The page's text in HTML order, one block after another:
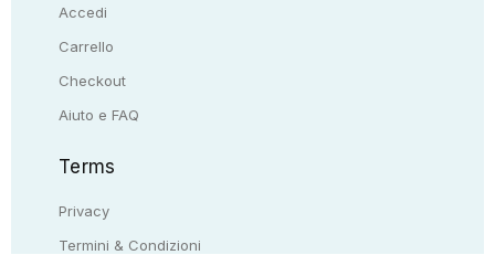
Accedi
Carrello
Checkout
Aiuto e FAQ
Terms
Privacy
Termini & Condizioni